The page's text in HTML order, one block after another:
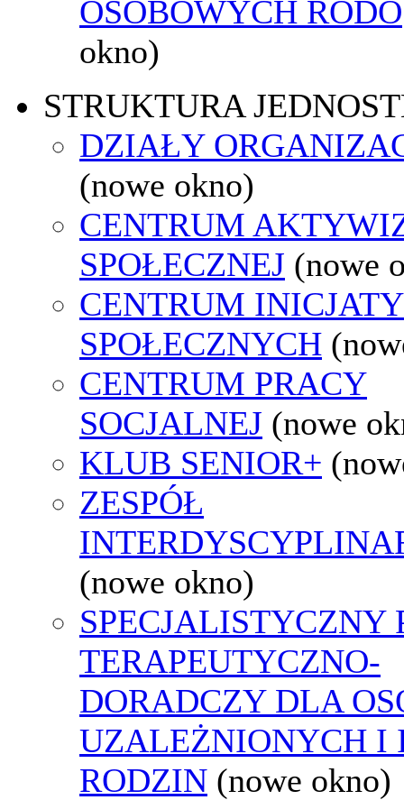
OSOBOWYCH RODO
okno)
STRUKTURA
DZIAŁY
(nowe okno)
CENTRUM
SPOŁECZNEJ (nowe
CENTRUM
SPOŁECZNYCH
CENTRUM PRACY
SOCJALNEJ (nowe
KLUB SENIOR+
ZESPÓŁ
(nowe okno)
SPECJALISTYCZNY
TERAPEUTYCZNO-
DORADCZY DLA
UZALEŻNIONYCH I
RODZIN (nowe okno)